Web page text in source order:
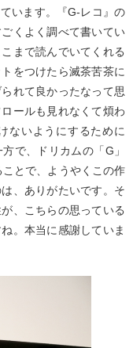
います。『G-レコ』の
くよく調べて書いてい
まで読んでいてくれる
をつけたら滅茶苦茶に
れて良かったなって思
ールも見れなくて煩わ
ないようにするために
で、ドリカムの「G」
とで、ようやくこの作
、ありがたいです。そ
、こちらの思っている
。本当に感謝していま